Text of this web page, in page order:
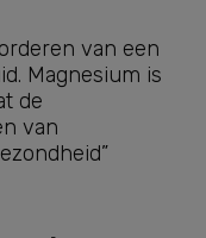
van een
Magnesium is
de
van